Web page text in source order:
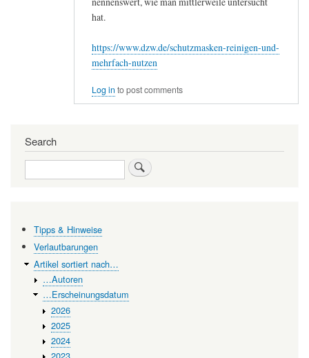
hat.
https://www.dzw.de/schutzmasken-reinigen-und-
mehrfach-nutzen
Log in to post comments
Search
Search
Tipps & Hinweise
Verlautbarungen
Artikel sortiert nach…
…Autoren
…Erscheinungsdatum
2026
2025
2024